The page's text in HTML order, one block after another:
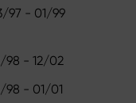
97 - 01/99
98 - 12/02
98 - 01/01